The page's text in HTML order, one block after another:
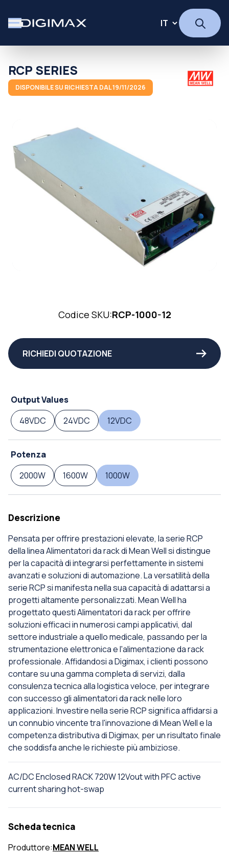
RCP SERIES
DISPONIBILE SU RICHIESTA DAL 19/11/2026
Codice SKU:RCP-1000-12
RICHIEDI QUOTAZIONE
Output Values
48VDC
24VDC 12VDC
Potenza
2000W
1600W 1000W
Descrizione
Pensata per offrire prestazioni elevate, la serie RCP
della linea Alimentatori da rack di Mean Well si distingue
per la capacità di integrarsi perfettamente in sistemi
avanzati e soluzioni di automazione. La versatilità della
serie RCP si manifesta nella sua capacità di adattarsi a
progetti altamente personalizzati. Mean Well ha
progettato questi Alimentatori da rack per offrire
soluzioni efficaci in numerosi campi applicativi, dal
settore industriale a quello medicale, passando per la
strumentazione elettronica e l'alimentazione da rack
professionale. Affidandosi a Digimax, i clienti possono
contare su una gamma completa di servizi, dalla
consulenza tecnica alla logistica veloce, per integrare
con successo gli alimentatori da rack nelle loro
applicazioni. Investire nella serie RCP significa affidarsi a
un connubio vincente tra l'innovazione di Mean Well e la
competenza distributiva di Digimax, per un risultato finale
che soddisfa anche le richieste più ambiziose.
AC/DC Enclosed RACK 720W 12Vout with PFC active
current sharing hot-swap
Scheda tecnica
Produttore:MEAN WELL